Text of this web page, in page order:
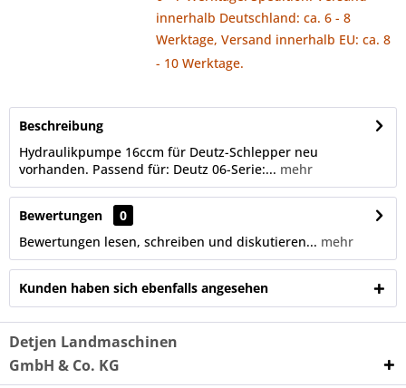
innerhalb Deutschland: ca. 6 - 8
Werktage, Versand innerhalb EU: ca. 8
- 10 Werktage.
Beschreibung
Hydraulikpumpe 16ccm für Deutz-Schlepper neu
vorhanden. Passend für: Deutz 06-Serie:... mehr
Bewertungen
0
Bewertungen lesen, schreiben und diskutieren... mehr
Kunden haben sich ebenfalls angesehen
Detjen Landmaschinen
GmbH & Co. KG